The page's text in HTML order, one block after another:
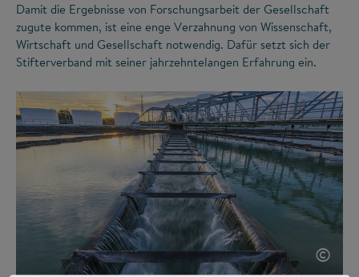
Damit die Ergebnisse von Forschungsarbeit der Gesellschaft
zugute kommen, ist eine enge Verzahnung von Wissenschaft,
Wirtschaft und Gesellschaft notwendig. Dafür setzt sich der
Stifterverband mit seiner jahrzehntelangen Erfahrung ein.
©